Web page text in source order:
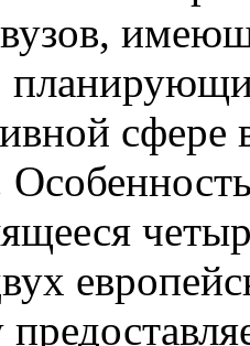
сфере